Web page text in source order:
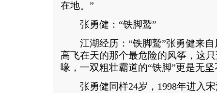
在地。”
张勇健：“铁脚鹫”
江湖经历：“铁脚鹫”张勇健来自
高飞在天的那个最危险的风筝，这
喙，一双粗壮霸道的“铁脚”更是无
张勇健同样24岁，1998年进入宋